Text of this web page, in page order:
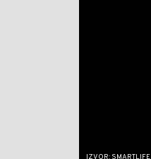
IZVOR: SMARTLIFE